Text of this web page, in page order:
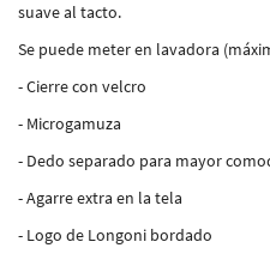
suave al tacto.
Se puede meter en lavadora
- Cierre con velcro
- Microgamuza
- Dedo separado para mayor
- Agarre extra en la tela
- Logo de Longoni bordado